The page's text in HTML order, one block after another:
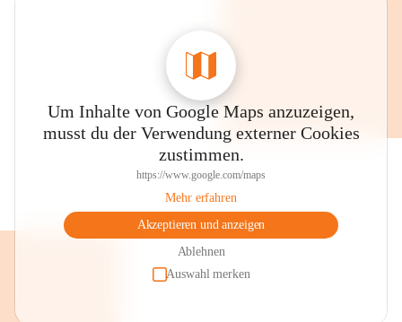
Um Inhalte von Google Maps anzuzeigen,
musst du der Verwendung externer Cookies
zustimmen.
https://www.google.com/maps
Mehr erfahren
Akzeptieren und anzeigen
Ablehnen
Auswahl merken